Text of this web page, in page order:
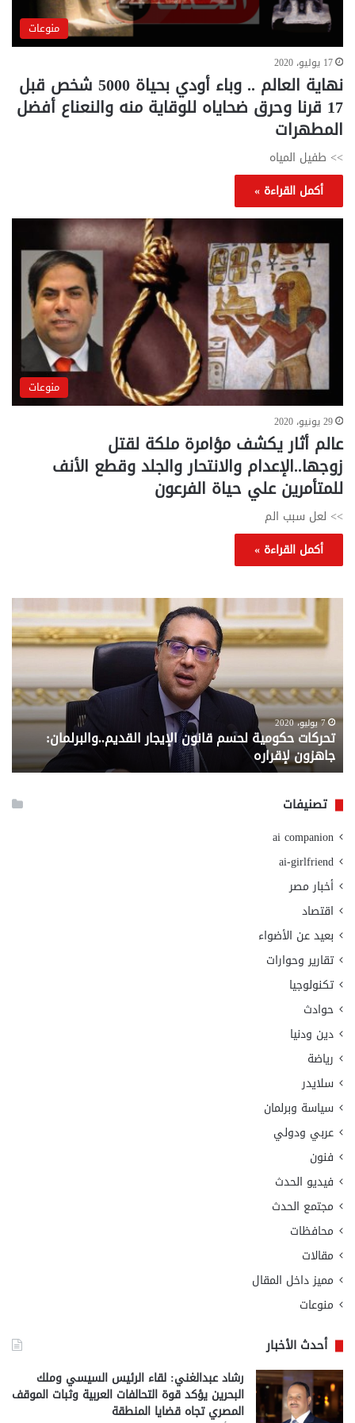
منوعات
17 يوليو، 2020
نهاية العالم .. وباء أودي بحياة 5000 شخص قبل
17 قرنا وحرق ضحاياه للوقاية منه والنعناع أفضل
المطهرات
>> طفيل المياه
أكمل القراءة »
منوعات
29 يونيو، 2020
عالم أثار يكشف مؤامرة ملكة لقتل
زوجها..الإعدام والانتحار والجلد وقطع الأنف
للمتأمرين علي حياة الفرعون
>> لعل سبب الم
أكمل القراءة »
تحركات
حكومية
لحسم
قانون
القديم..والبرلمان:
جاهزون
لإقراره
7 يوليو، 2020
تحركات حكومية لحسم قانون الإيجار القديم..والبرلمان:
جاهزون لإقراره
..
من
تصنيفات
ai companion
ai-girlfriend
أخبار مصر
اقتصاد
بعيد عن الأضواء
تقارير وحوارات
تكنولوجيا
حوادث
دين ودنيا
رياضة
سلايدر
سياسة وبرلمان
عربي ودولي
فنون
فيديو الحدث
مجتمع الحدث
محافظات
مقالات
مميز داخل المقال
منوعات
أحدث الأخبار
رشاد عبدالغني: لقاء الرئيس السيسي وملك
البحرين يؤكد قوة التحالفات العربية وثبات الموقف
المصري تجاه قضايا المنطقة